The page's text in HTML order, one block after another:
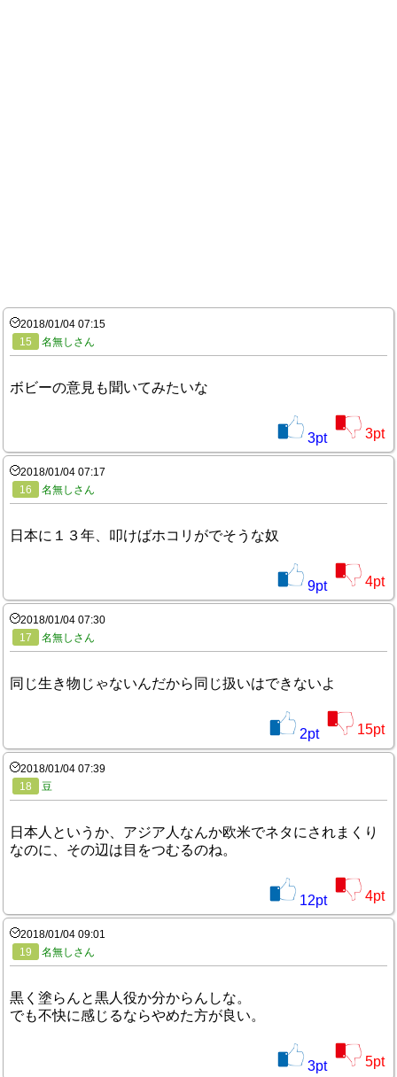
2018/01/04 07:15
15
名無しさん
ボビーの意見も聞いてみたいな
3pt 3pt
2018/01/04 07:17
16
名無しさん
日本に１３年、叩けばホコリがでそうな奴
9pt 4pt
2018/01/04 07:30
17
名無しさん
同じ生き物じゃないんだから同じ扱いはできないよ
2pt 15pt
2018/01/04 07:39
18
豆
日本人というか、アジア人なんか欧米でネタにされまくり
なのに、その辺は目をつむるのね。
12pt 4pt
2018/01/04 09:01
19
名無しさん
黒く塗らんと黒人役か分からんしな。
でも不快に感じるならやめた方が良い。
3pt 5pt